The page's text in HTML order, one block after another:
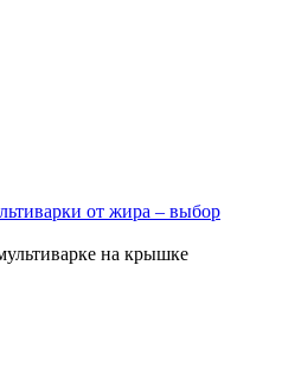
от жира – выбор
на крышке